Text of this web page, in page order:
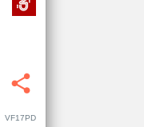
VF17PD